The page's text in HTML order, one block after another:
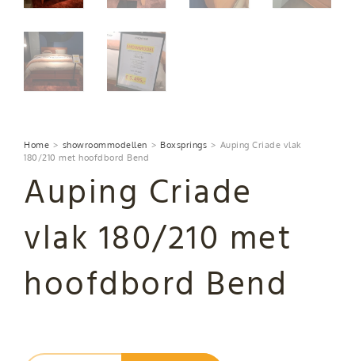
Home > showroommodellen > Boxsprings > Auping Criade vlak
180/210 met hoofdbord Bend
Auping Criade
vlak 180/210 met
hoofdbord Bend